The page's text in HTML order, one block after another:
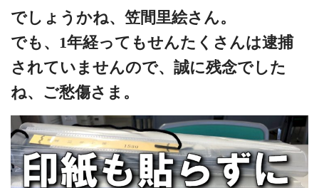
でしょうかね、笠間里絵さん。
でも、1年経ってもせんたくさんは逮捕
されていませんので、誠に残念でした
ね、ご愁傷さま。